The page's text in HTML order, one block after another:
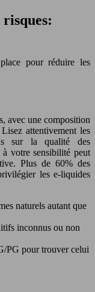
pour réduire les
avec une composition
attentivement les
sur la qualité des
votre sensibilité peut
Plus de 60% des
les e-liquides
naturels autant que
inconnus ou non
PG pour trouver celui